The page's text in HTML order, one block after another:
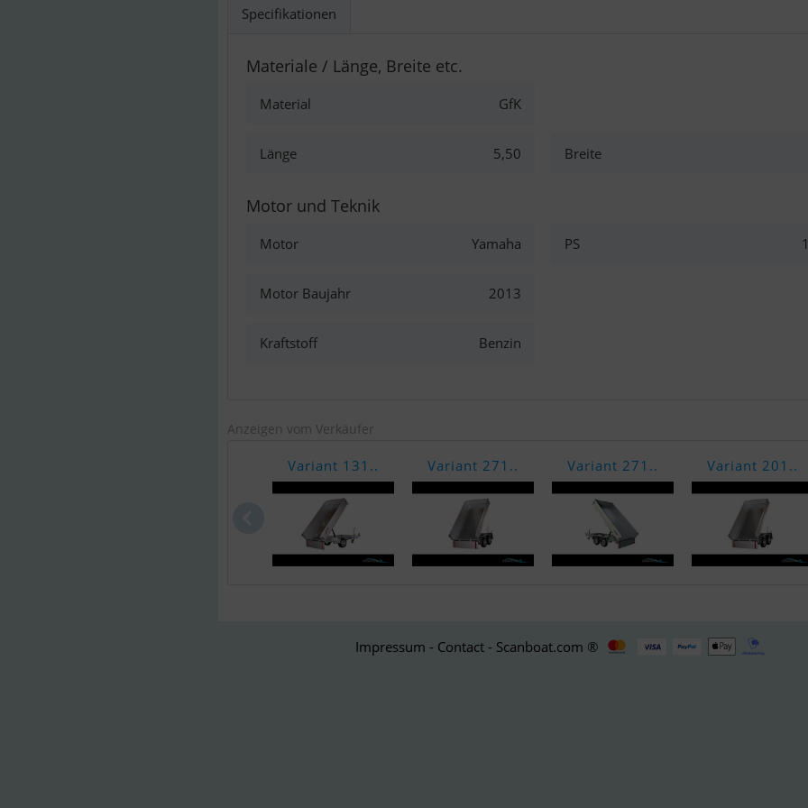
Specifikationen
Materiale / Länge, Breite etc.
Material GfK
Länge 5,50 Breite
Motor und Teknik
Motor Yamaha PS
Motor Baujahr 2013
Kraftstoff Benzin
Anzeigen vom Verkäufer
Variant 131.. Variant 271.. Variant 271.. Variant 201..
Impressum - Contact - Scanboat.com ®